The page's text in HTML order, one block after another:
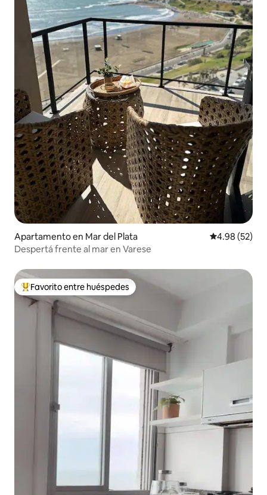
Apartamento en Mar del Plata Calificación
4.98 (52)
Despertá frente al mar en Varese
Favorito entre huéspedes preferido
Favorito entre huéspedes